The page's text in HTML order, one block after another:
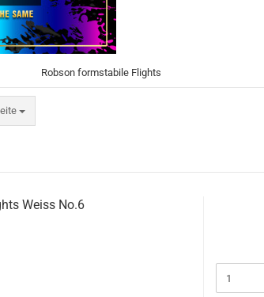
Robson formstabile Flights
Weiss No.6